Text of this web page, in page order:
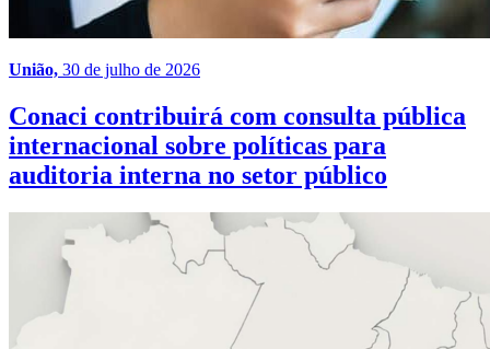
União, 30 de julho de 2026
Conaci contribuirá com consulta pública
internacional sobre políticas para
auditoria interna no setor público